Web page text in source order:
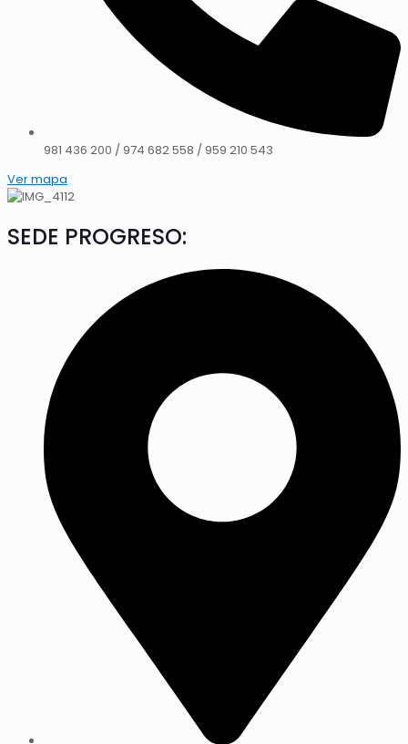
981 436 200 / 974 682 558 / 959 210 543
Ver mapa
SEDE PROGRESO: